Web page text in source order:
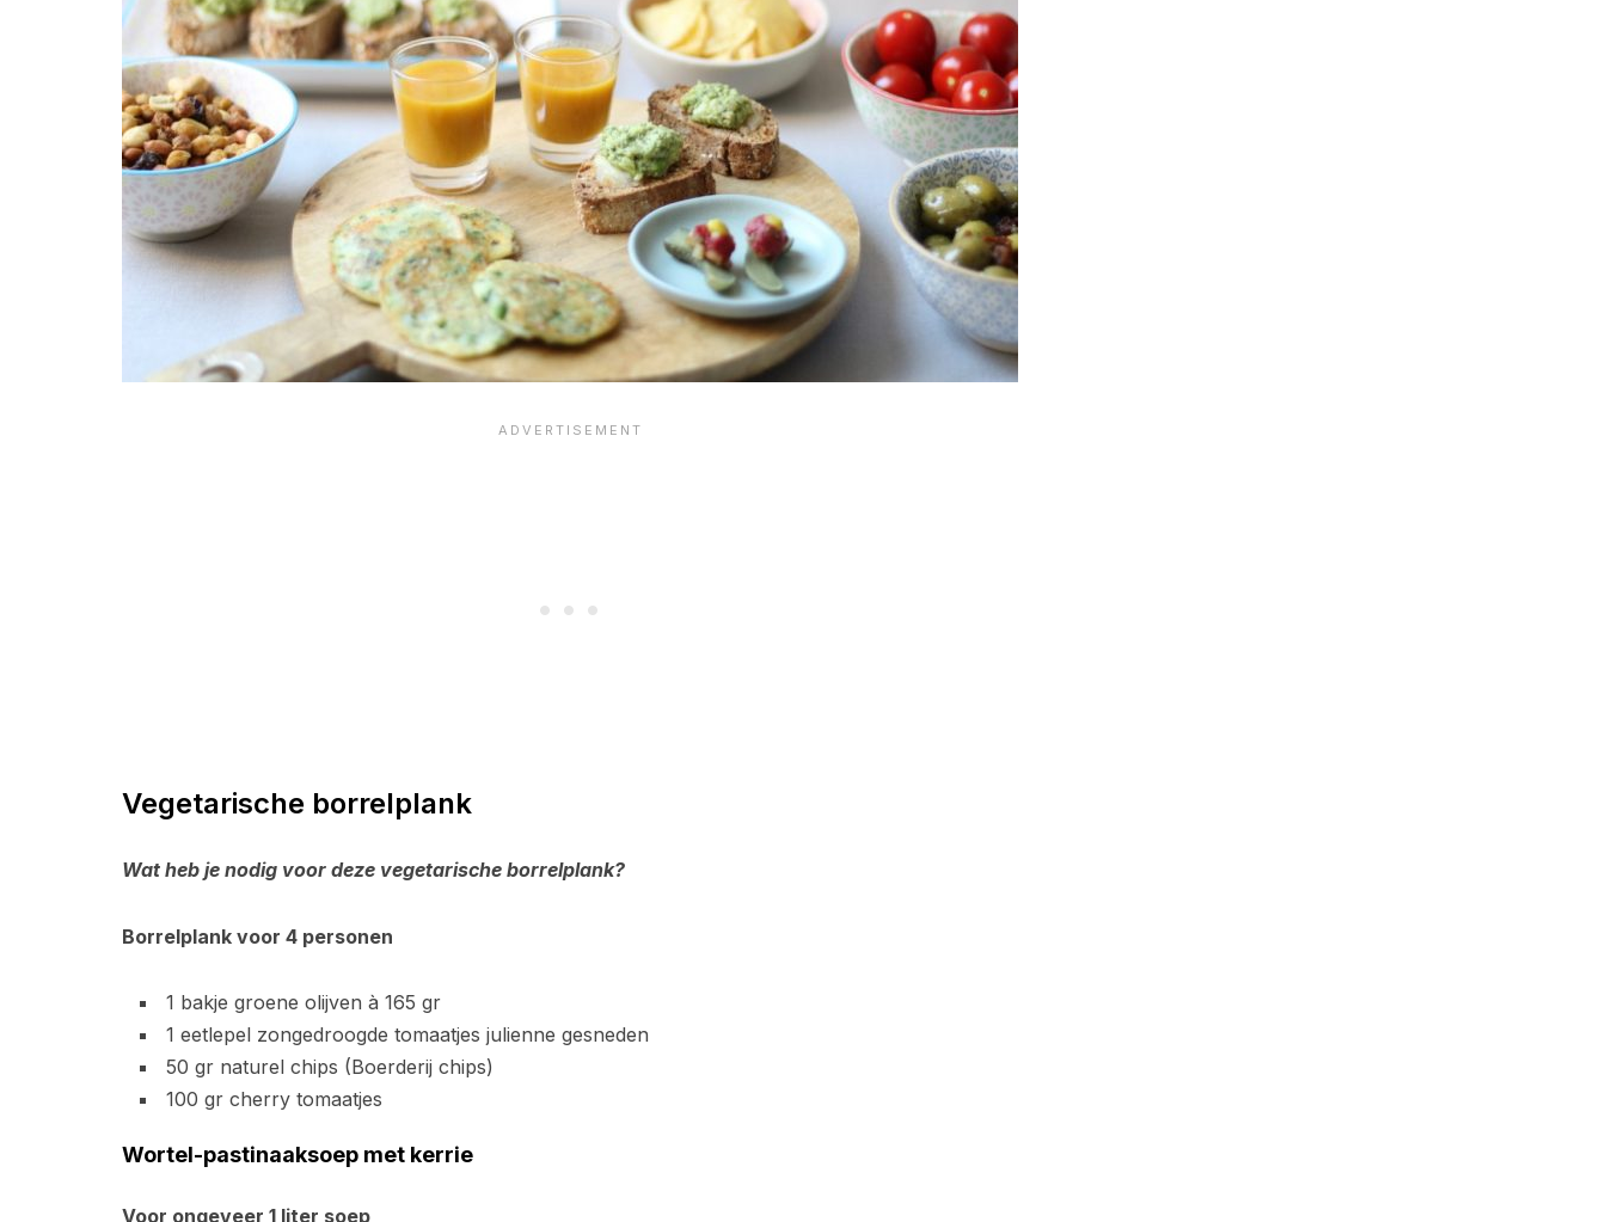
Vegetarische borrelplank
Wat heb je nodig voor deze vegetarische borrelplank?
Borrelplank voor 4 personen
1 bakje groene olijven à 165 gr
1 eetlepel zongedroogde tomaatjes julienne gesneden
50 gr naturel chips (Boerderij chips)
100 gr cherry tomaatjes
Wortel-pastinaaksoep met kerrie
Voor ongeveer 1 liter soep